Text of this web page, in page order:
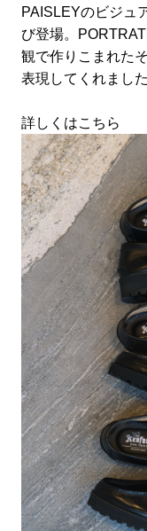
PAISLEYのビジュ
び登場。
観で作りこまれた
表現してくれました
詳しくはこちら